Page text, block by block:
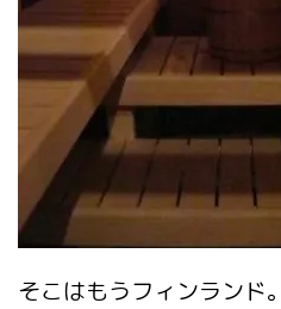
そこはもうフィンランド。